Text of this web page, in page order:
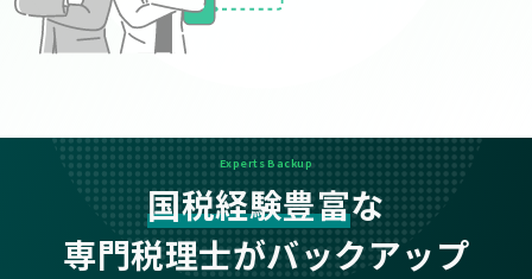
Experts Backup
国税経験豊富な
専門税理士がバックアップ